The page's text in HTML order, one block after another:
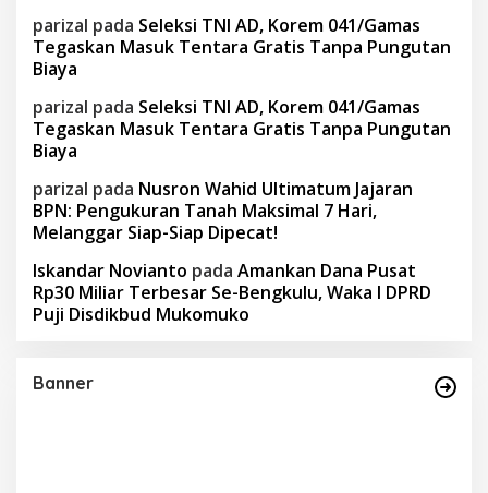
parizal pada Seleksi TNI AD, Korem 041/Gamas
Tegaskan Masuk Tentara Gratis Tanpa Pungutan
Biaya
parizal pada Seleksi TNI AD, Korem 041/Gamas
Tegaskan Masuk Tentara Gratis Tanpa Pungutan
Biaya
parizal pada Nusron Wahid Ultimatum Jajaran
BPN: Pengukuran Tanah Maksimal 7 Hari,
Melanggar Siap-Siap Dipecat!
Iskandar Novianto pada Amankan Dana Pusat
Rp30 Miliar Terbesar Se-Bengkulu, Waka I DPRD
Puji Disdikbud Mukomuko
Banner